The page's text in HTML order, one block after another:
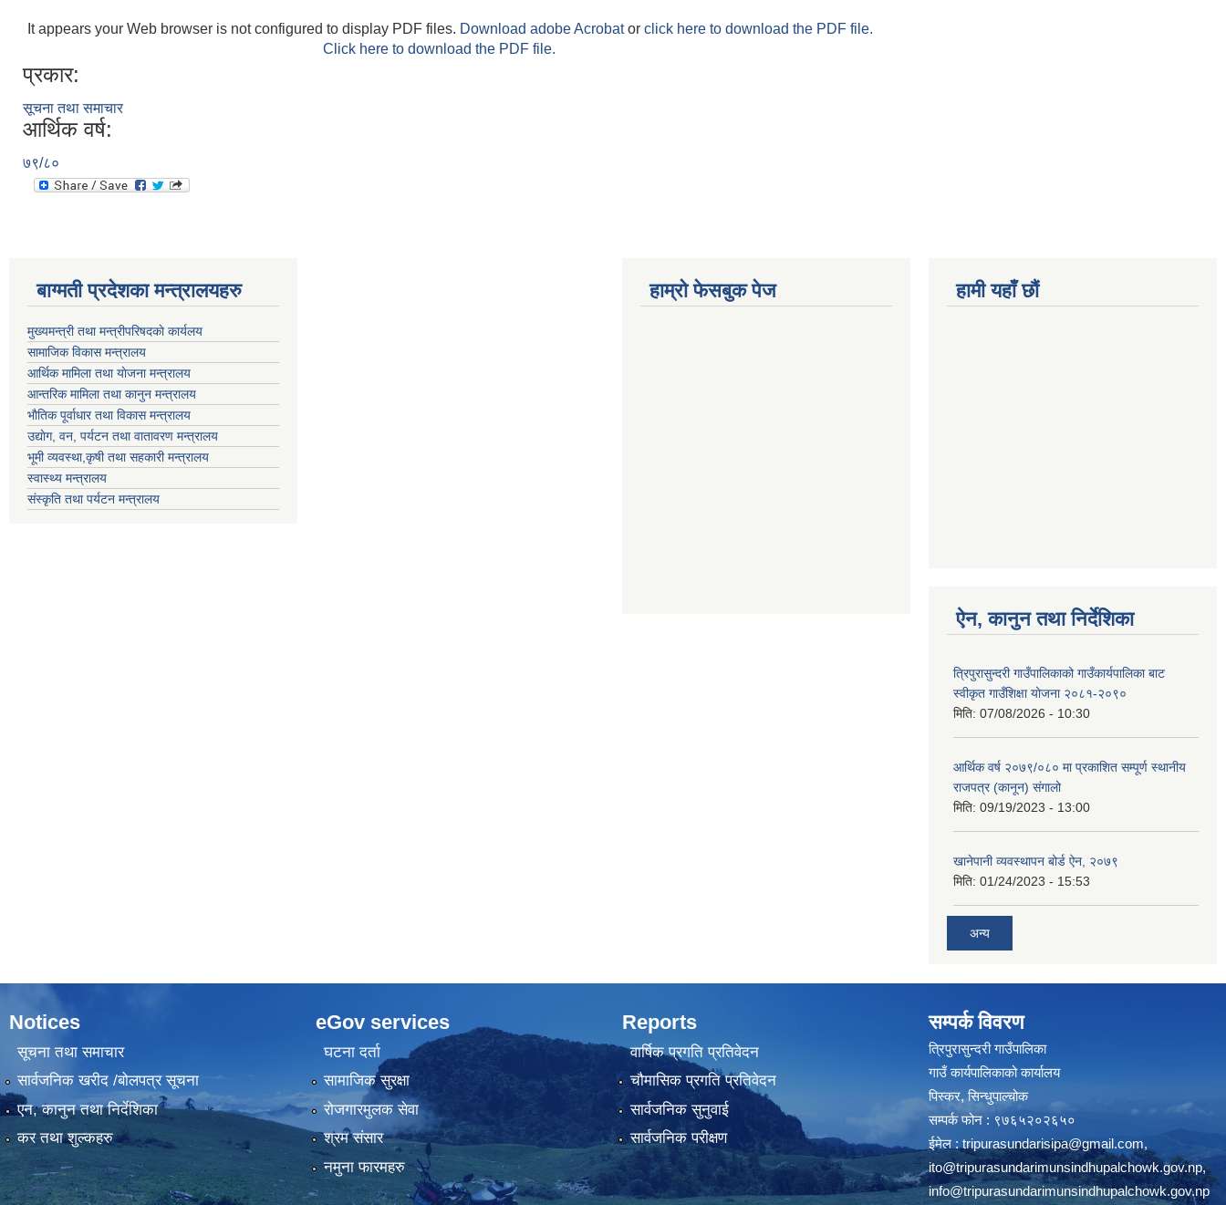
It appears your Web browser is not configured to display PDF files. Download adobe Acrobator click here to download the PDF file.
Click here to download the PDF file.
प्रकार:
सूचना तथा समाचार
आर्थिक वर्ष:
७९/८०
बाग्मती प्रदेशका मन्त्रालयहरु
मुख्यमन्त्री तथा मन्त्रीपरिषदकाे कार्यलय
सामाजिक विकास मन्त्रालय
आर्थिक मामिला तथा याेजना मन्त्रालय
आन्तरिक मामिला तथा कानुन मन्त्रालय
भाैतिक पूर्वाधार तथा विकास मन्त्रालय
उद्याेग, वन, पर्यटन तथा वातावरण मन्त्रालय
भूमी व्यवस्था,कृषी तथा सहकारी मन्त्रालय
स्वास्थ्य मन्त्रालय
संस्कृति तथा पर्यटन मन्त्रालय
हाम्राे फेसबुक पेज हामी यहाँ छौं
ऐन, कानुन तथा निर्देशिका
त्रिपुरासुन्दरी गाउँपालिकाको गाउँकार्यपालिका बाट
स्वीकृत गाउँशिक्षा योजना २०८१-२०९०
मिति: 07/08/2026 - 10:30
आर्थिक वर्ष २०७९/०८० मा प्रकाशित सम्पूर्ण स्थानीय
राजपत्र (कानून) संगालो
मिति: 09/19/2023 - 13:00
खानेपानी व्यवस्थापन बोर्ड ऐन, २०७९
मिति: 01/24/2023 - 15:53
अन्य
Notices
सूचना तथा समाचार
सार्वजनिक खरीद /बोलपत्र सूचना
एन, कानुन तथा निर्देशिका
कर तथा शुल्कहरु
eGov services
घटना दर्ता
सामाजिक सुरक्षा
रोजगारमुलक सेवा
श्रम संसार
नमुना फारमहरु
Reports
वार्षिक प्रगति प्रतिवेदन
चौमासिक प्रगति प्रतिवेदन
सार्वजनिक सुनुवाई
सार्वजनिक परीक्षण
सम्पर्क विवरण
त्रिपुरासुन्दरी गाउँपालिका
गाउँ कार्यपालिकाको कार्यालय
पिस्कर, सिन्धुपाल्चोक
सम्पर्क फोन : ९७६५२०२६५०
ईमेल : tripurasundarisipa@gmail.com,
ito@tripurasundarimunsindhupalchowk.gov.np,
info@tripurasundarimunsindhupalchowk.gov.np